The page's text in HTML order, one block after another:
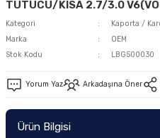
TUTUCU/KISA 2.7/3.0
Kategori
Kaporta /
Marka
OEM
Stok Kodu
LBG500030
Yorum Yaz Arkadaşına Öner
Ürün Bilgisi